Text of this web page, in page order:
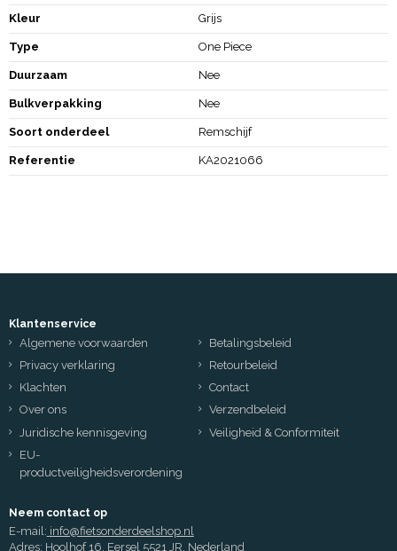
Kleur Grijs
Type One Piece
Duurzaam Nee
Bulkverpakking Nee
Soort onderdeel Remschijf
Referentie KA2021066
Klantenservice
Algemene voorwaarden
Betalingsbeleid
Privacy verklaring
Retourbeleid
Klachten
Contact
Over ons
Verzendbeleid
Juridische kennisgeving
Veiligheid & Conformiteit
EU-
productveiligheidsverordening
Neem contact op
E-mail: info@fietsonderdeelshop.nl
Adres: Hoolhof 16, Eersel 5521 JR, Nederland